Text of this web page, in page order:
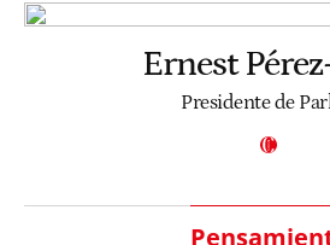
Ernest
Presidente de